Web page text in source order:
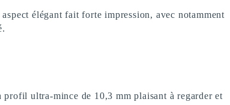
élégant fait forte impression, avec notamment
ultra-mince de 10,3 mm plaisant à regarder et